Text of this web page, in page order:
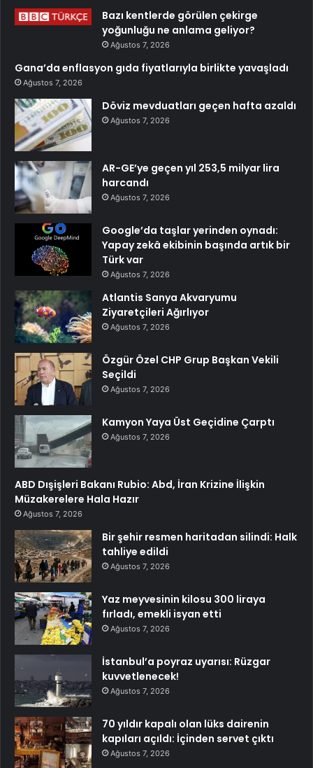
Bazı kentlerde görülen çekirge
yoğunluğu ne anlama geliyor?
Ağustos 7, 2026
Gana’da enflasyon gıda fiyatlarıyla birlikte yavaşladı
Ağustos 7, 2026
Döviz mevduatları geçen hafta azaldı
Ağustos 7, 2026
AR-GE’ye geçen yıl 253,5 milyar lira
harcandı
Ağustos 7, 2026
Google’da taşlar yerinden oynadı:
Yapay zekâ ekibinin başında artık bir
Türk var
Ağustos 7, 2026
Atlantis Sanya Akvaryumu
Ziyaretçileri Ağırlıyor
Ağustos 7, 2026
Özgür Özel CHP Grup Başkan Vekili
Seçildi
Ağustos 7, 2026
Kamyon Yaya Üst Geçidine Çarptı
Ağustos 7, 2026
ABD Dışişleri Bakanı Rubio: Abd, İran Krizine İlişkin
Müzakerelere Hala Hazır
Ağustos 7, 2026
Bir şehir resmen haritadan silindi: Halk
tahliye edildi
Ağustos 7, 2026
Yaz meyvesinin kilosu 300 liraya
fırladı, emekli isyan etti
Ağustos 7, 2026
İstanbul’a poyraz uyarısı: Rüzgar
kuvvetlenecek!
Ağustos 7, 2026
70 yıldır kapalı olan lüks dairenin
kapıları açıldı: İçinden servet çıktı
Ağustos 7, 2026